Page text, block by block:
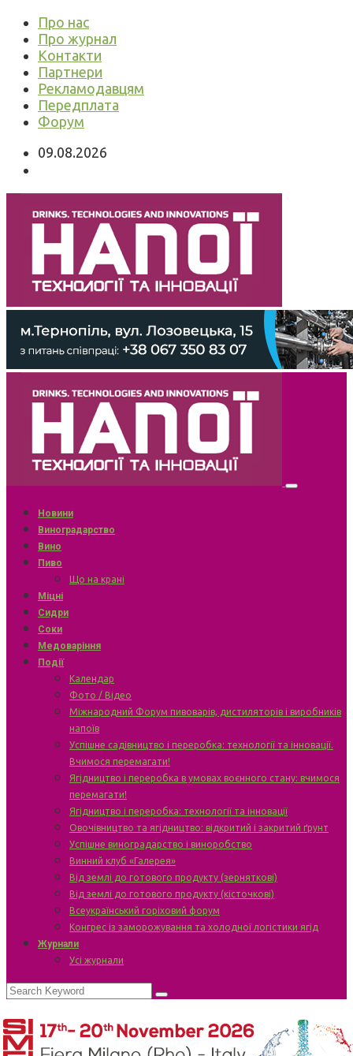
Про нас
Про журнал
Контакти
Партнери
Рекламодавцям
Передплата
Форум
09.08.2026
Новини
Виноградарство
Вино
Пиво
Що на крані
Міцні
Сидри
Соки
Медоваріння
Події
Календар
Фото / Відео
Міжнародний Форум пивоварів, дистиляторів і виробників
напоїв
Успішне садівництво і переробка: технології та інновації.
Вчимося перемагати!
Ягідництво і переробка в умовах воєнного стану: вчимося
перемагати!
Ягідництво і переробка: технології та інновації
Овочівництво та ягідництво: відкритий і закритий ґрунт
Успішне виноградарство і виноробство
Винний клуб «Галерея»
Від землі до готового продукту (зерняткові)
Від землі до готового продукту (кісточкові)
Всеукраїнський горіховий форум
Конгрес із заморожування та холодної логістики ягід
Журнали
Усі журнали